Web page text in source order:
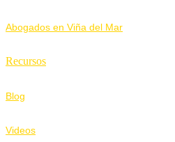
Abogados en Viña del Mar
Recursos
Blog
Videos